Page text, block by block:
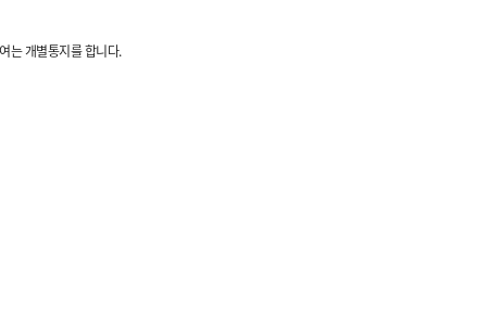
는 개별통지를 합니다.